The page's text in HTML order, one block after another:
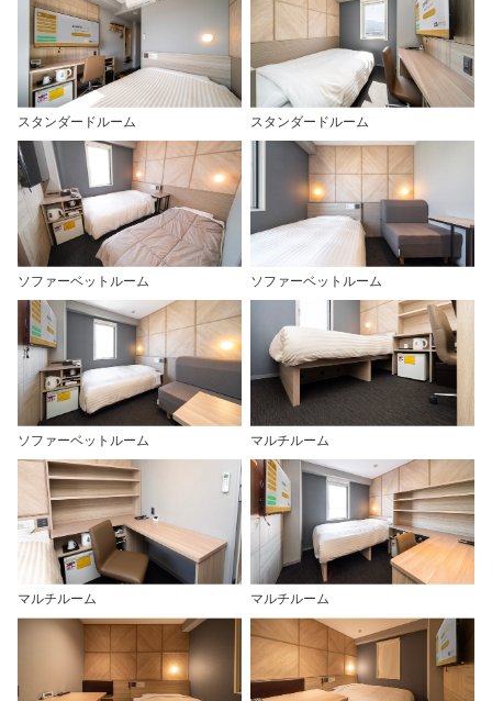
スタンダードルーム スタンダードルーム
ソファーベットルーム ソファーベットルーム
ソファーベットルーム マルチルーム
マルチルーム マルチルーム